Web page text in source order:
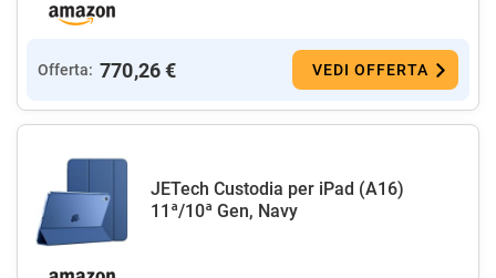
Offerta: 770,26 € VEDI OFFERTA
JETech Custodia per iPad (A16)
11ª/10ª Gen, Navy